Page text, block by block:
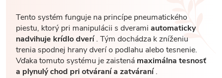
Tento systém funguje na princípe pneumatického
piestu, ktorý pri manipulácii s dverami automaticky
nadvihuje krídlo dverí. Tým dochádza k zníženiu
trenia spodnej hrany dverí o podlahu alebo tesnenie.
Vďaka tomuto systému je zaistená maximálna tesnosť
a plynulý chod pri otváraní a zatváraní.